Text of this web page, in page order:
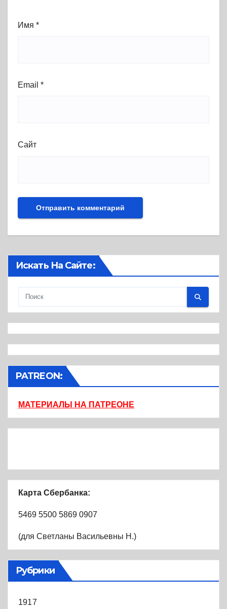
Имя *
Email *
Сайт
Искать На Сайте:
PATREON:
МАТЕРИАЛЫ НА ПАТРЕОНЕ
Карта Сбербанка:
5469 5500 5869 0907
(для Светланы Васильевны Н.)
Рубрики
1917